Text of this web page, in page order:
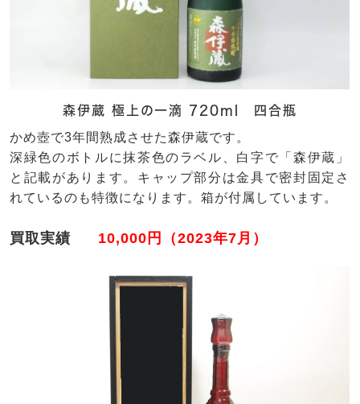
森伊蔵 極上の一滴 720ml 四合瓶
かめ壺で3年間熟成させた森伊蔵です。
深緑色のボトルに抹茶色のラベル、白字で「森伊蔵」
と記載があります。キャップ部分は金具で密封固定さ
れているのも特徴になります。箱が付属しています。
買取実績 10,000円（2023年7月）